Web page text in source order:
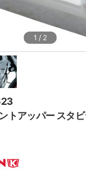
1 / 2
トアッパー スタ